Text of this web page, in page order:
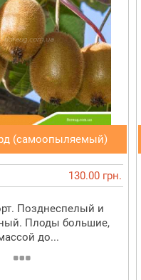
(самоопыляемый)
130.00 грн.
Позднеспелый и
Плоды большие,
до...